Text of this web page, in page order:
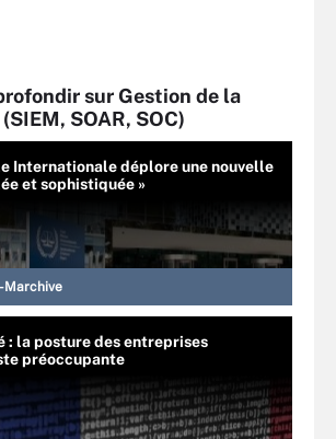
sur Gestion de la
SOAR, SOC)
Internationale déplore une nouvelle
et sophistiquée »
Marchive
: la posture des entreprises
préoccupante